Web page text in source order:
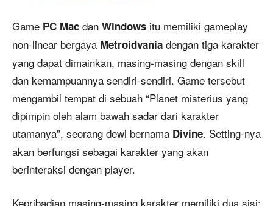
Game PC Mac dan Windows itu memiliki gameplay
non-linear bergaya Metroidvania dengan tiga karakter
yang dapat dimainkan, masing-masing dengan skill
dan kemampuannya sendiri-sendiri. Game tersebut
mengambil tempat di sebuah “Planet misterius yang
dipimpin oleh alam bawah sadar dari karakter
utamanya”, seorang dewi bernama Divine. Setting-nya
akan berfungsi sebagai karakter yang akan
berinteraksi dengan player.
Kepribadian masing-masing karakter memiliki dua sisi: